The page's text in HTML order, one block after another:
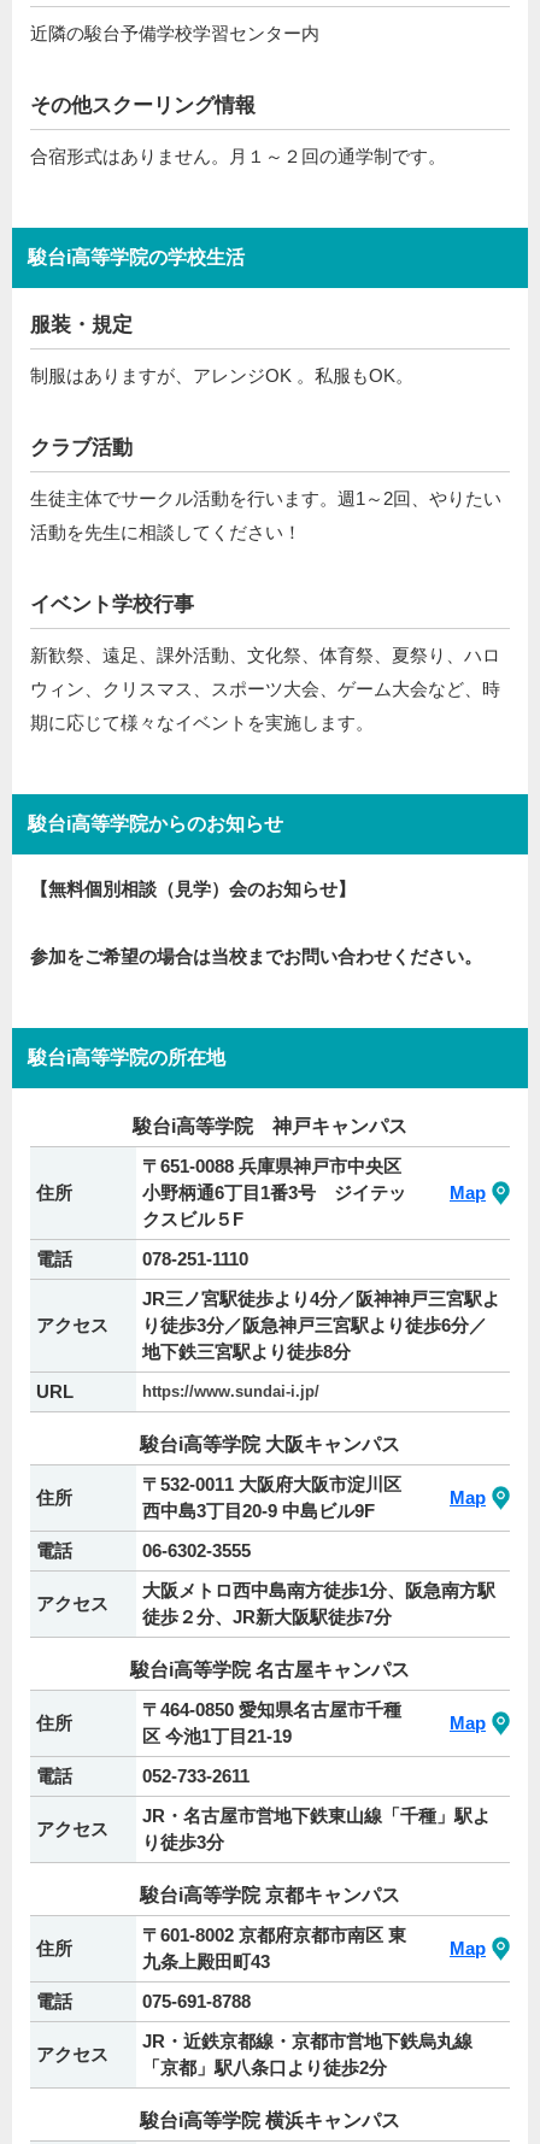
近隣の駿台予備学校学習センター内
その他スクーリング情報
合宿形式はありません。月１～２回の通学制です。
駿台i高等学院の学校生活
服装・規定
制服はありますが、アレンジOK 。私服もOK。
クラブ活動
生徒主体でサークル活動を行います。週1～2回、やりたい
活動を先生に相談してください！
イベント学校行事
新歓祭、遠足、課外活動、文化祭、体育祭、夏祭り、ハロ
ウィン、クリスマス、スポーツ大会、ゲーム大会など、時
期に応じて様々なイベントを実施します。
駿台i高等学院からのお知らせ
【無料個別相談（見学）会のお知らせ】
参加をご希望の場合は当校までお問い合わせください。
駿台i高等学院の所在地
駿台i高等学院 神戸キャンパス
住所
〒651-0088 兵庫県神戸市中央区
小野柄通6丁目1番3号 ジイテッ
クスビル５F
Map
電話 078-251-1110
アクセス
JR三ノ宮駅徒歩より4分／阪神神戸三宮駅よ
り徒歩3分／阪急神戸三宮駅より徒歩6分／
地下鉄三宮駅より徒歩8分
URL
https://www.sundai-i.jp/
駿台i高等学院 大阪キャンパス
住所
〒532-0011 大阪府大阪市淀川区
西中島3丁目20-9 中島ビル9F
Map
電話 06-6302-3555
アクセス
大阪メトロ西中島南方徒歩1分、阪急南方駅
徒歩２分、JR新大阪駅徒歩7分
駿台i高等学院 名古屋キャンパス
住所
〒464-0850 愛知県名古屋市千種
区 今池1丁目21-19
Map
電話 052-733-2611
アクセス
JR・名古屋市営地下鉄東山線「千種」駅よ
り徒歩3分
駿台i高等学院 京都キャンパス
住所
〒601-8002 京都府京都市南区 東
九条上殿田町43
Map
電話 075-691-8788
アクセス
JR・近鉄京都線・京都市営地下鉄烏丸線
「京都」駅八条口より徒歩2分
駿台i高等学院 横浜キャンパス